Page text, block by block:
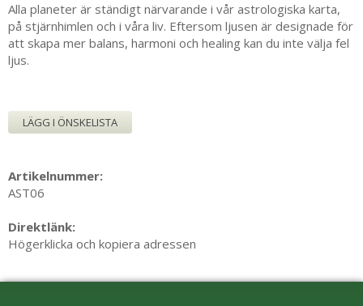
Alla planeter är ständigt närvarande i vår astrologiska karta,
på stjärnhimlen och i våra liv. Eftersom ljusen är designade för
att skapa mer balans, harmoni och healing kan du inte välja fel
ljus.
LÄGG I ÖNSKELISTA
Artikelnummer:
AST06
Direktlänk:
Högerklicka och kopiera adressen